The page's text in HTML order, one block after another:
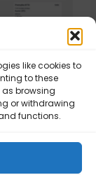
like cookies to
to these
browsing
or withdrawing
functions.